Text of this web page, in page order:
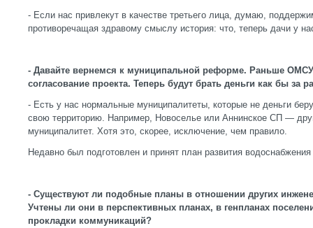
- Если нас привлекут в качестве третьего лица, думаю,
противоречащая здравому смыслу история: что, теперь дачи у
- Давайте вернемся к муниципальной реформе. Раньше ОМСУ
согласование проекта. Теперь будут брать деньги как бы за
- Есть у нас нормальные муниципалитеты, которые не деньги
свою территорию. Например, Новоселье или Аннинское СП —
муниципалитет. Хотя это, скорее, исключение, чем правило.
Недавно был подготовлен и принят план развития
- Существуют ли подобные планы в отношении других
Учтены ли они в перспективных планах, в генпланах
прокладки коммуникаций?